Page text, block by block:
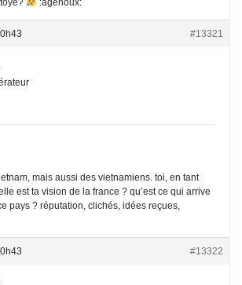
#13321
mais aussi des vietnamiens. toi, en tant
est ta vision de la france ? qu’est ce qui arrive
pays ? réputation, clichés, idées reçues,
#13322